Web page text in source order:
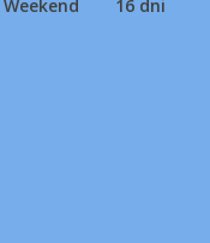
Weekend 16 dni